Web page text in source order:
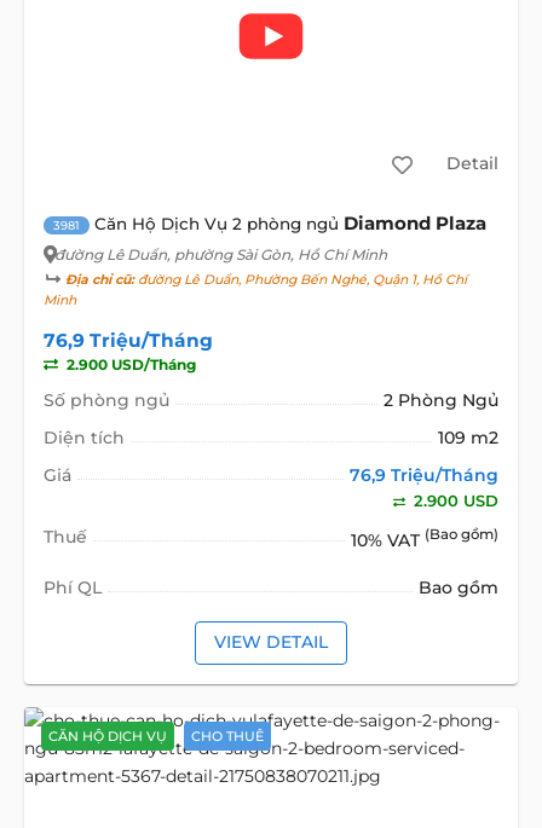
Detail
3981 Căn Hộ Dịch Vụ 2 phòng ngủ Diamond Plaza
đường Lê Duẩn, phường Sài Gòn, Hồ Chí Minh
Địa chỉ cũ:đường Lê Duẩn, Phường Bến Nghé, Quận 1, Hồ Chí
Minh
76,9 Triệu/Tháng
2.900 USD/Tháng
Số phòng ngủ
2 Phòng Ngủ
Diện tích
109 m2
Giá
76,9 Triệu/Tháng
2.900 USD
Thuế 10% VAT (Bao gồm)
Phí QL Bao gồm
VIEW DETAIL
CĂN HỘ DỊCH VỤ CHO THUÊ